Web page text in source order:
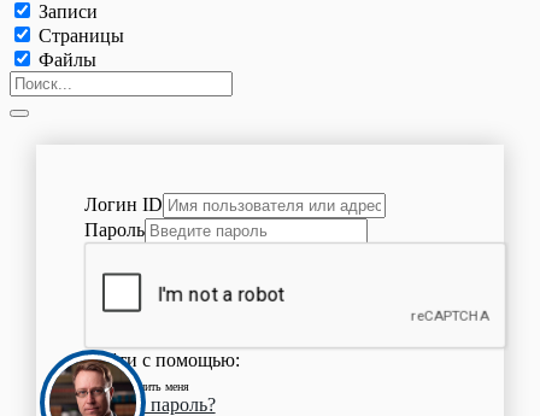
Записи
Страницы
Файлы
Логин ID
Пароль
Войти с помощью:
Запомнить меня
Забыли пароль?